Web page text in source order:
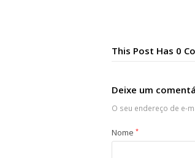
This Post Has 0
Deixe um
O seu endereço de e-
Nome *